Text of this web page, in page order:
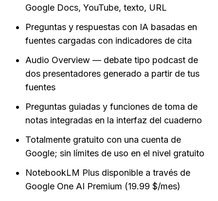
Google Docs, YouTube, texto, URL
Preguntas y respuestas con IA basadas en
fuentes cargadas con indicadores de cita
Audio Overview — debate tipo podcast de
dos presentadores generado a partir de tus
fuentes
Preguntas guiadas y funciones de toma de
notas integradas en la interfaz del cuaderno
Totalmente gratuito con una cuenta de
Google; sin límites de uso en el nivel gratuito
NotebookLM Plus disponible a través de
Google One AI Premium (19.99 $/mes)